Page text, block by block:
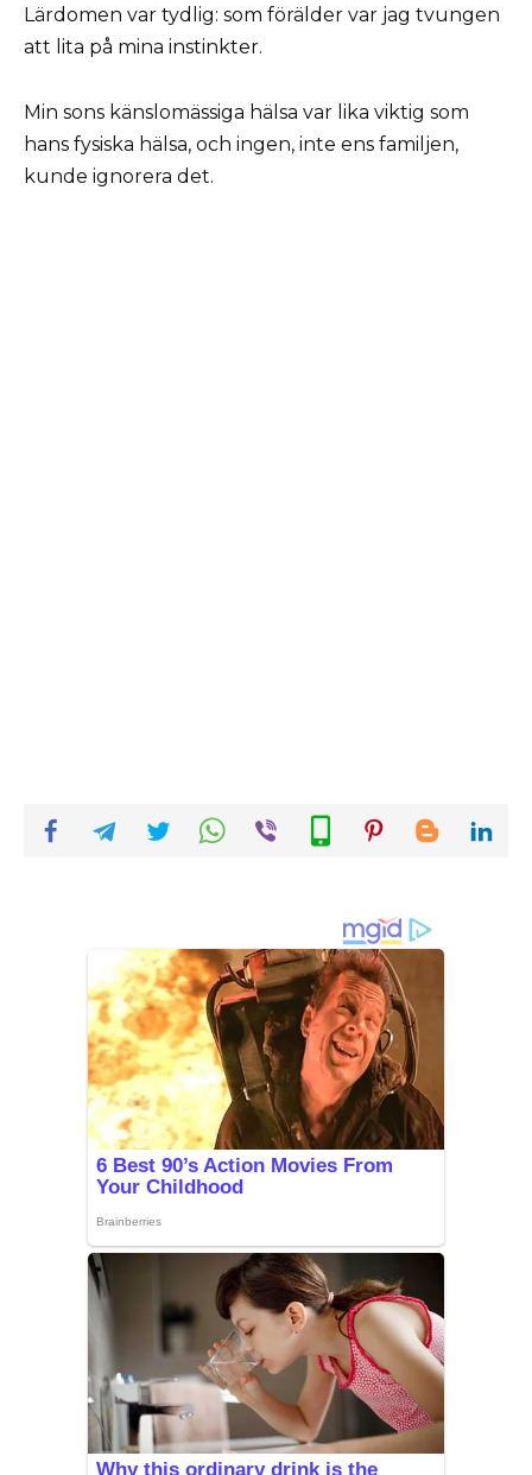
Lärdomen var tydlig: som förälder var jag tvungen
att lita på mina instinkter.
Min sons känslomässiga hälsa var lika viktig som
hans fysiska hälsa, och ingen, inte ens familjen,
kunde ignorera det.